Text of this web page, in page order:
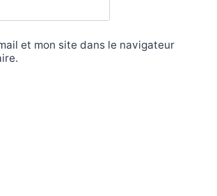
et mon site dans le navigateur